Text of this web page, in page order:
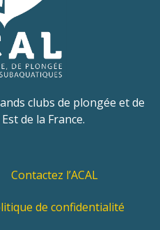
clubs de plongée et de
de la France.
Contactez l’ACAL
de confidentialité